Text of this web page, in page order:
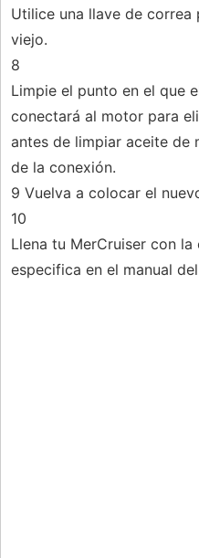
Utilice una llave de
viejo.
8
Limpie el punto en el que
conectará al motor para
antes de limpiar aceite de
de la conexión.
9 Vuelva a colocar el
10
Llena tu MerCruiser con
especifica en el manual